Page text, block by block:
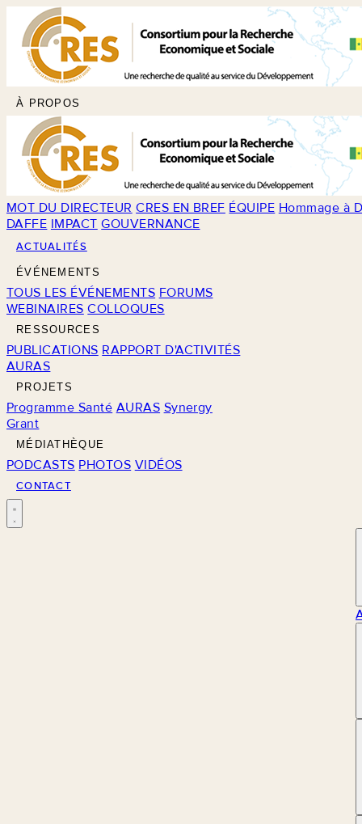
À PROPOS
MOT DU DIRECTEUR CRES EN BREF ÉQUIPE Hommage à
DAFFE IMPACT GOUVERNANCE
ACTUALITÉS
ÉVÉNEMENTS
TOUS LES ÉVÉNEMENTS FORUMS
WEBINAIRES COLLOQUES
RESSOURCES
PUBLICATIONS RAPPORT D'ACTIVITÉS
AURAS
PROJETS
Programme Santé AURAS Synergy
Grant
MÉDIATHÈQUE
PODCASTS PHOTOS VIDÉOS
CONTACT